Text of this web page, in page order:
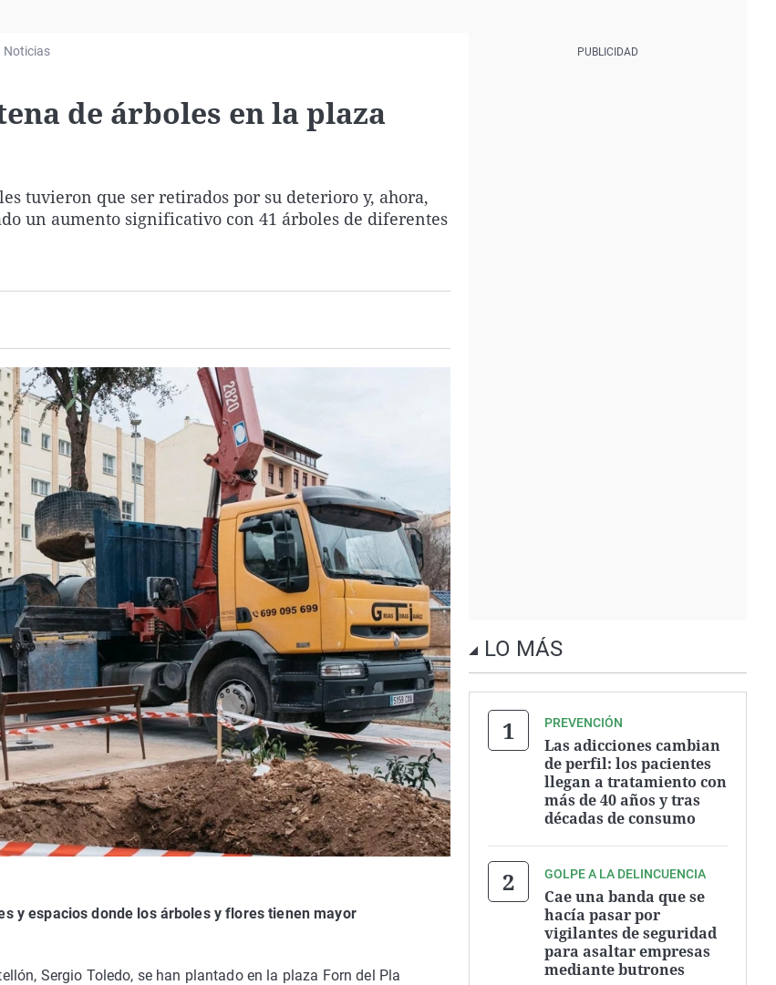
Noticias
de árboles en la plaza
tuvieron que ser retirados por su deterioro y, ahora,
un aumento significativo con 41 árboles de diferentes
y espacios donde los árboles y flores tienen mayor
Sergio Toledo, se han plantado en la plaza Forn del Pla
LO MÁS
PREVENCIÓN
Las adicciones cambian
de perfil: los pacientes
llegan a tratamiento con
más de 40 años y tras
décadas de consumo
GOLPE A LA DELINCUENCIA
Cae una banda que se
hacía pasar por
vigilantes de seguridad
para asaltar empresas
mediante butrones